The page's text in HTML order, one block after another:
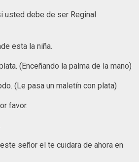
usted debe de ser Reginal
esta la niña.
(Enceñando la palma de la mano)
(Le pasa un maletín con plata)
favor.
señor el te cuidara de ahora en